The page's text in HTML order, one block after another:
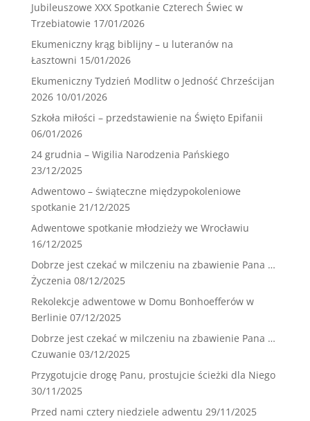
Jubileuszowe XXX Spotkanie Czterech Świec w
Trzebiatowie 17/01/2026
Ekumeniczny krąg biblijny – u luteranów na
Łasztowni 15/01/2026
Ekumeniczny Tydzień Modlitw o Jedność Chrześcijan
2026 10/01/2026
Szkoła miłości – przedstawienie na Święto Epifanii
06/01/2026
24 grudnia – Wigilia Narodzenia Pańskiego
23/12/2025
Adwentowo – świąteczne międzypokoleniowe
spotkanie 21/12/2025
Adwentowe spotkanie młodzieży we Wrocławiu
16/12/2025
Dobrze jest czekać w milczeniu na zbawienie Pana …
Życzenia 08/12/2025
Rekolekcje adwentowe w Domu Bonhoefferów w
Berlinie 07/12/2025
Dobrze jest czekać w milczeniu na zbawienie Pana …
Czuwanie 03/12/2025
Przygotujcie drogę Panu, prostujcie ścieżki dla Niego
30/11/2025
Przed nami cztery niedziele adwentu 29/11/2025